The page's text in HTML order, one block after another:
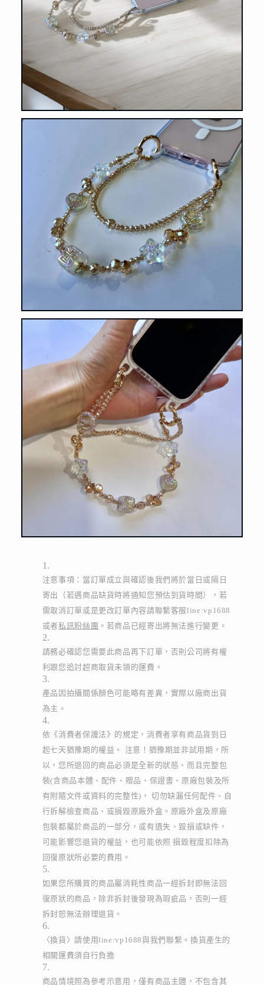
注意事項：當訂單成立與確認後我們將於當日或隔日
寄出（若遇商品缺貨時將通知您預估到貨時間），若
需取消訂單或是更改訂單內容請聯繫客服line:vp1688
或者私訊粉絲團 。若商品已經寄出將無法進行變更。
請務必確認您需要此商品再下訂單，否則公司將有權
利跟您追討超商取貨未領的運費。
產品因拍攝關係顏色可能略有差異，實際以廠商出貨
為主。
依《消費者保護法》的規定，消費者享有商品貨到日
起七天猶豫期的權益。 注意！猶豫期並非試用期，所
以，您所退回的商品必須是全新的狀態、而且完整包
裝(含商品本體、配件、贈品、保證書、原廠包裝及所
有附隨文件或資料的完整性)， 切勿缺漏任何配件、自
行拆解檢查商品、或損毀原廠外盒。原廠外盒及原廠
包裝都屬於商品的一部分，或有遺失、毀損或缺件，
可能影響您退貨的權益，也可能依照 損毀程度扣除為
回復原狀所必要的費用。
如果您所購買的商品屬消耗性商品一經拆封即無法回
復原狀的商品，除非拆封後發現為瑕疵品，否則一經
拆封恕無法辦理退貨。
〈換貨〉請使用line:vp1688與我們聯繫。換貨產生的
相關運費須自行負擔
商品情境照為參考示意用，僅有商品主體，不包含其